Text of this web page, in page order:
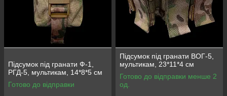
Підсумок під гранати Ф-1,
РГД-5, мультикам, 14*8*5 см
Готово до відправки
Підсумок під гранати ВОГ-5,
мультикам, 23*11*4 см
Готово до відправки менше 2
од.